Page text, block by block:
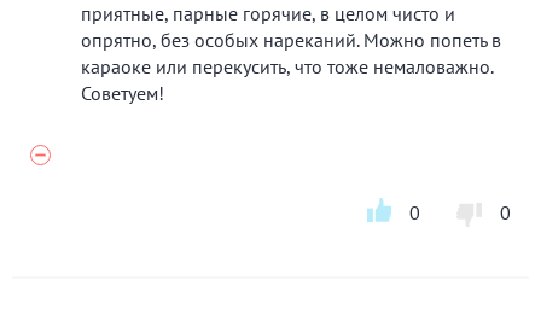
приятные, парные горячие, в целом чисто и
опрятно, без особых нареканий. Можно попеть в
караоке или перекусить, что тоже немаловажно.
Советуем!
0 0